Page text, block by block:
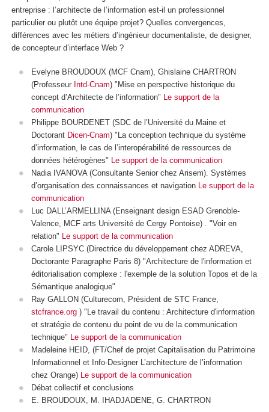
entreprise : l’architecte de l’information est-il un professionnel
particulier ou plutôt une équipe projet? Quelles convergences,
différences avec les métiers d’ingénieur documentaliste, de designer,
de concepteur d’interface Web ?
Evelyne BROUDOUX (MCF Cnam), Ghislaine CHARTRON
(Professeur Intd-Cnam) "Mise en perspective historique du
concept d’Architecte de l’information" Le support de la
communication
Philippe BOURDENET (SDC de l’Université du Maine et
Doctorant Dicen-Cnam) "La conception technique du système
d’information, le cas de l’interopérabilité de ressources de
données hétérogènes" Le support de la communication
Nadia IVANOVA (Consultante Senior chez Arisem). Systèmes
d’organisation des connaissances et navigation Le support de la
communication
Luc DALL’ARMELLINA (Enseignant design ESAD Grenoble-
Valence, MCF arts Université de Cergy Pontoise) . "Voir en
relation" Le support de la communication
Carole LIPSYC (Directrice du développement chez ADREVA,
Doctorante Paragraphe Paris 8) "Architecture de l'information et
éditorialisation complexe : l'exemple de la solution Topos et de la
Sémantique analogique"
Ray GALLON (Culturecom, Président de STC France,
stcfrance.org) "Le travail du contenu : Architecture d'information
et stratégie de contenu du point de vu de la communication
technique" Le support de la communication
Madeleine HEID, (FT/Chef de projet Capitalisation du Patrimoine
Informationnel et Info-Designer L’architecture de l’information
chez Orange) Le support de la communication
Débat collectif et conclusions
E. BROUDOUX, M. IHADJADENE, G. CHARTRON